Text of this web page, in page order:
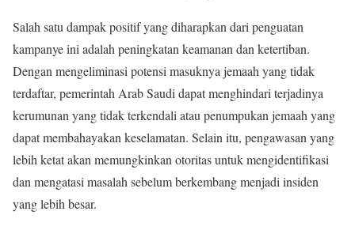
Salah satu dampak positif yang diharapkan dari penguatan
kampanye ini adalah peningkatan keamanan dan ketertiban.
Dengan mengeliminasi potensi masuknya jemaah yang tidak
terdaftar, pemerintah Arab Saudi dapat menghindari terjadinya
kerumunan yang tidak terkendali atau penumpukan jemaah yang
dapat membahayakan keselamatan. Selain itu, pengawasan yang
lebih ketat akan memungkinkan otoritas untuk mengidentifikasi
dan mengatasi masalah sebelum berkembang menjadi insiden
yang lebih besar.